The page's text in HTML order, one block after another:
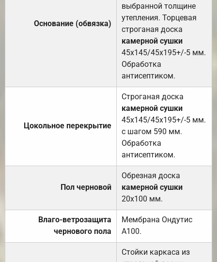
Основание (обвязка)
выбранной толщине
утепления. Торцевая
строганая доска
камерной сушки
45х145/45х195+/-5 мм.
Обработка
антисептиком.
Цокольное перекрытие
Строганая доска
камерной сушки
45х145/45х195+/-5 мм.
с шагом 590 мм.
Обработка
антисептиком.
Пол черновой
Обрезная доска
камерной сушки
20х100 мм.
Влаго-ветрозащита
чернового пола
Мембрана Ондутис
А100.
Стойки каркаса из